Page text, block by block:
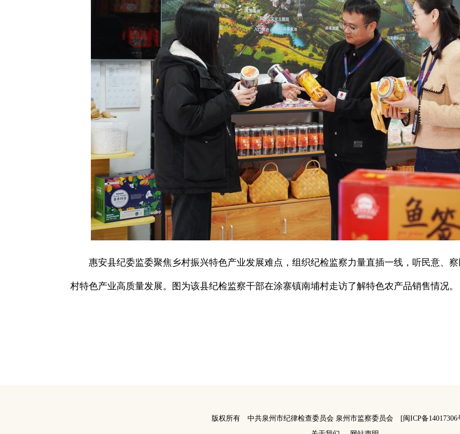
惠安县纪委监委聚焦乡村振兴特色产业发展难点，组织纪检监察力量直插一线，听民意、
村特色产业高质量发展。图为该县纪检监察干部在涂寨镇南埔村走访了解特色农产品销售情况
版权所有 中共泉州市纪律检查委员会 泉州市监察委员会
[闽ICP备14017306